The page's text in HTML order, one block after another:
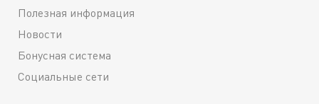
Полезная информация
Новости
Бонусная система
Социальные сети